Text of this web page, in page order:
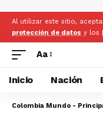
Al utilizar este sitio,
protección de datos y los
Aa
Inicio Nación